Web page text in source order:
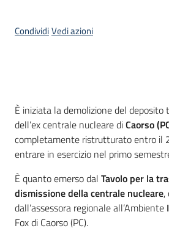
CondividiVedi azioni
Introduzione
È iniziata la demolizione del deposito
dell’ex centrale nucleare diCaorso
completamente ristrutturato entro il
entrare in esercizio nel primo
È quanto emerso dal Tavolo per la
dismissione della centrale nucleare,
dall’assessora regionale all’Ambiente
Fox di Caorso (PC).